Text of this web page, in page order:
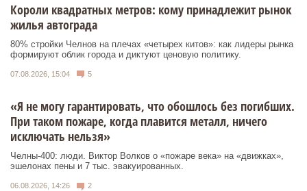
Короли квадратных метров: кому принадлежит рынок
жилья автограда
80% стройки Челнов на плечах «четырех китов»: как лидеры рынка
формируют облик города и диктуют ценовую политику.
07.08.2026, 15:04 5
«Я не могу гарантировать, что обошлось без погибших.
При таком пожаре, когда плавится металл, ничего
исключать нельзя»
Челны-400: люди. Виктор Волков о «пожаре века» на «движках»,
эшелонах пены и 7 тыс. эвакуированных.
06.08.2026, 14:26 2